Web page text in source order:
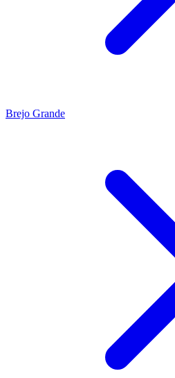
Brejo Grande